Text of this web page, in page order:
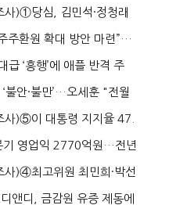
'...
사)①당심, 김민석·정청래
통령 ...
주환원 확대 방안 마련”…
명...
급 ‘흥행’에 애플 반격 주
...
불안·불만’…오세훈 "전월
...
사)⑤이 대통령 지지율 47.
만에 ...
기 영업익 2770억원…전년
...
사)④최고위원 최민희·박선
미...
앤디, 금감원 유증 제동에